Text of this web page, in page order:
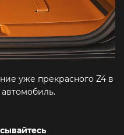
уже прекрасного Z4 в